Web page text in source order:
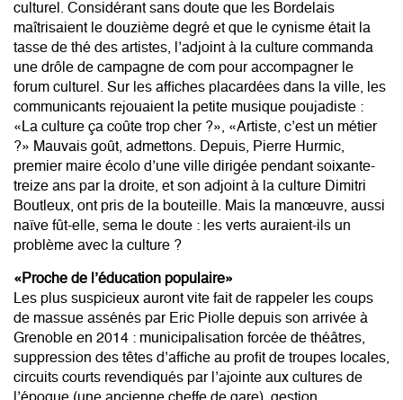
culturel. Considérant sans doute que les Bordelais
maîtrisaient le douzième degré et que le cynisme était la
tasse de thé des artistes, l’adjoint à la culture commanda
une drôle de campagne de com pour accompagner le
forum culturel. Sur les affiches placardées dans la ville, les
communicants rejouaient la petite musique poujadiste :
«La culture ça coûte trop cher ?», «Artiste, c’est un métier
?» Mauvais goût, admettons. Depuis, Pierre Hurmic,
premier maire écolo d’une ville dirigée pendant soixante-
treize ans par la droite, et son adjoint à la culture Dimitri
Boutleux, ont pris de la bouteille. Mais la manœuvre, aussi
naïve fût-elle, sema le doute : les verts auraient-ils un
problème avec la culture ?
«Proche de l’éducation populaire»
Les plus suspicieux auront vite fait de rappeler les coups
de massue assénés par Eric Piolle depuis son arrivée à
Grenoble en 2014 : municipalisation forcée de théâtres,
suppression des têtes d’affiche au profit de troupes locales,
circuits courts revendiqués par l’ajointe aux cultures de